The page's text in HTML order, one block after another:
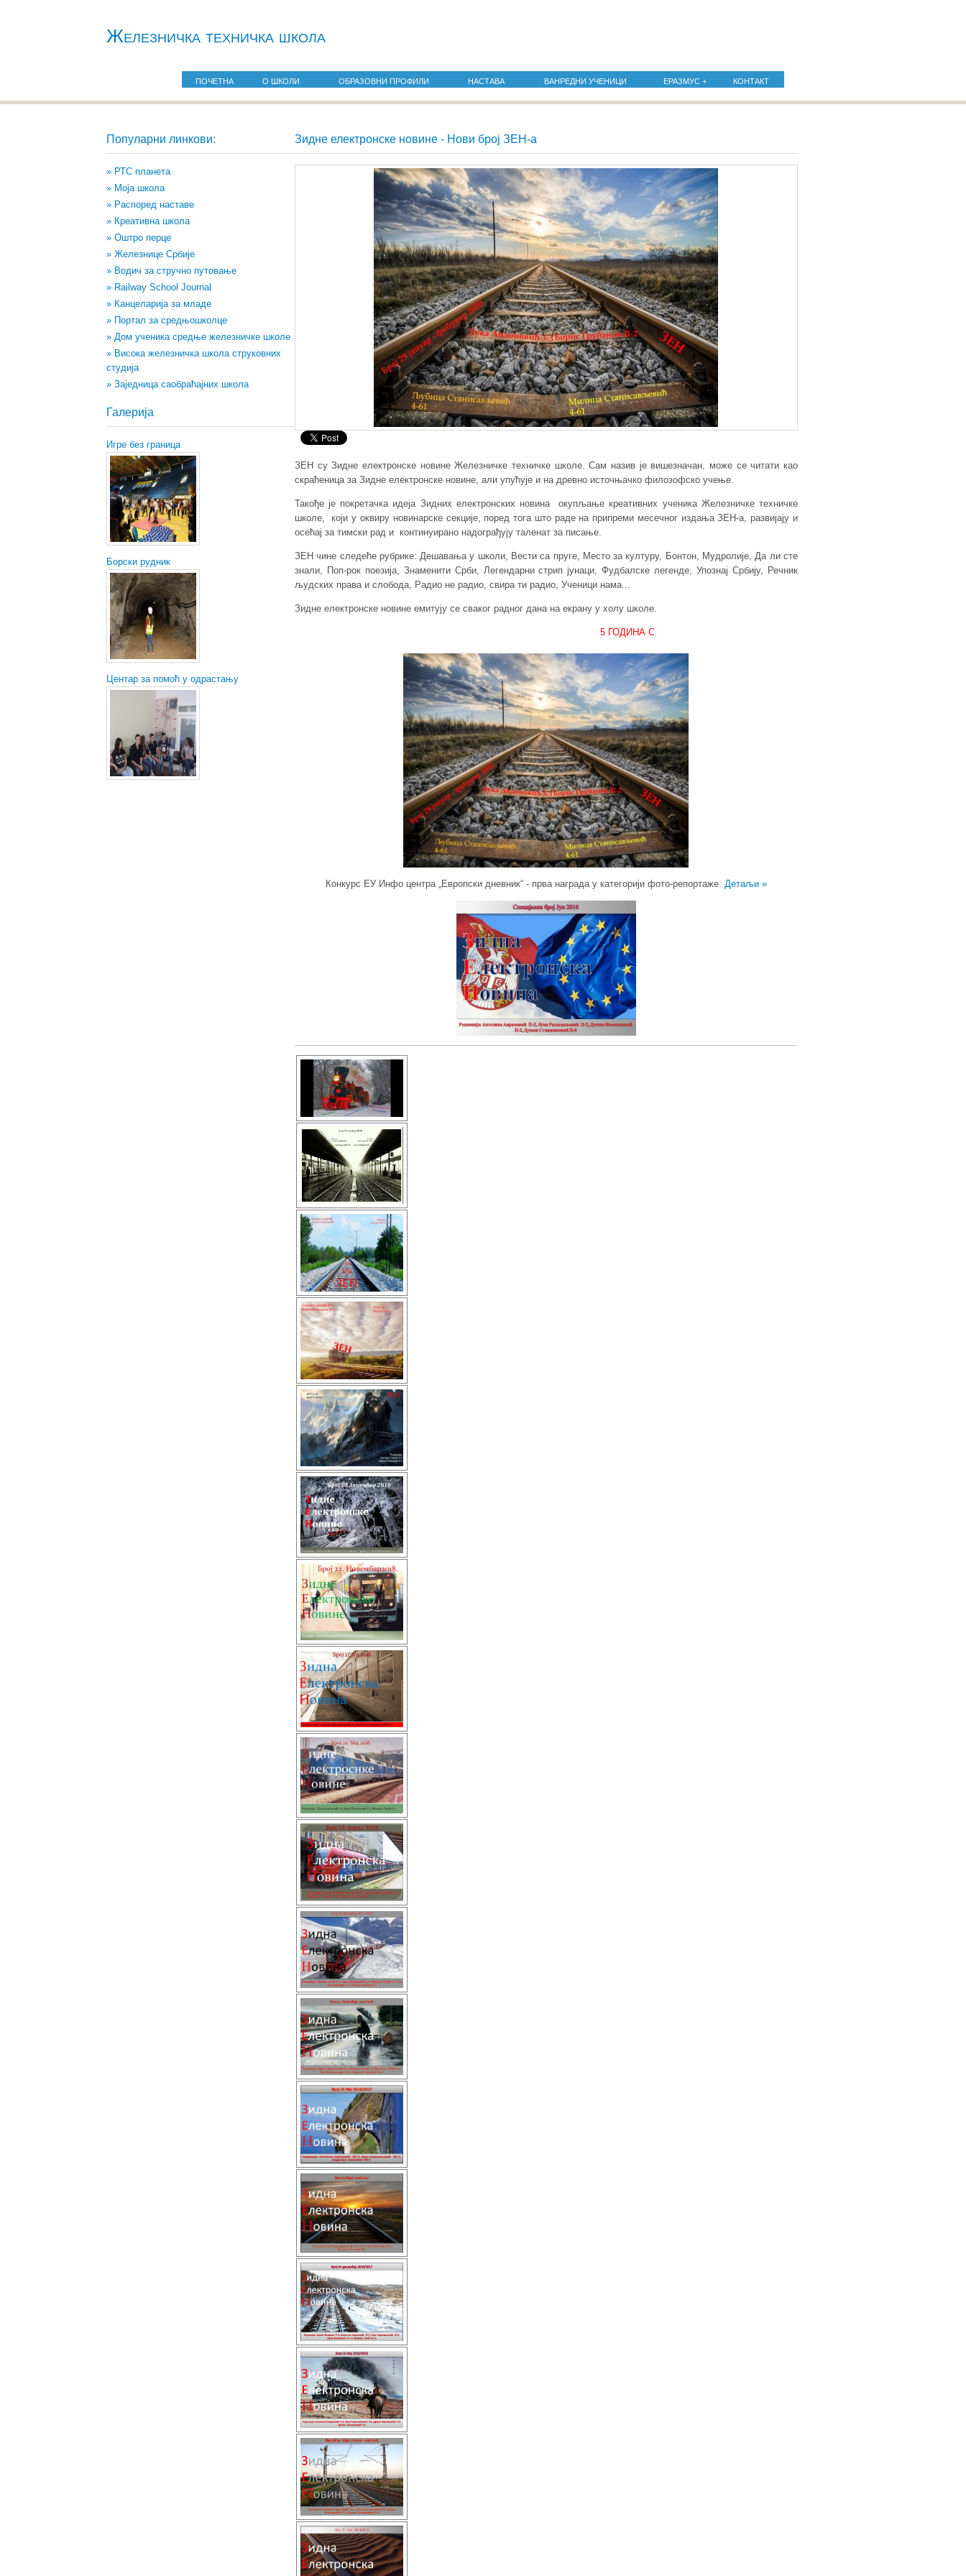
Железничкa техничка школа
ПОЧЕТНА О ШКОЛИ ОБРАЗОВНИ ПРОФИЛИ НАСТАВА ВАНРЕДНИ УЧЕНИЦИ ЕРАЗМУС + КОНТАКТ
Популарни линкови:
» РТС планета
» Моја школа
» Распоред наставе
» Креативна школа
» Оштро перце
» Железнице Србије
» Водич за стручно путовање
» Railway School Journal
» Канцеларија за младе
» Портал за средњошколце
» Дом ученика средње железничке школе
» Висока железничка школа струковних
студија
» Заједница саобраћајних школа
Галерија
Игре без граница
Борски рудник
Центар за помоћ у одрастању
Зидне електронске новине - Нови број ЗЕН-а
ЗЕН су Зидне електронске новине Железничке техничке школе. Сам назив је вишезначан, може се читати као
скраћеница за Зидне електронске новине, али упућује и на древно источњачко филозофско учење.
Такође је покретачка идеја Зидних електронских новина окупљање креативних ученика Железничке техничке
школе, који у оквиру новинарске секције, поред тога што раде на припреми месечног издања ЗЕН-а, развијају и
осећај за тимски рад и континуирано надограђују таленат за писање.
ЗЕН чине следеће рубрике: Дешавања у школи, Вести са пруге, Место за културу, Бонтон, Мудролије, Да ли сте
знали, Поп-рок поезија, Знаменити Срби, Легендарни стрип јунаци, Фудбалске легенде, Упознај Србију, Речник
људских права и слобода, Радио не радио, свира ти радио, Ученици нама...
Зидне електронске новине емитују се сваког радног дана на екрану у холу школе.
5 ГОДИНА СА ВАМА!
Конкурс ЕУ Инфо центра „Европски дневник“ - првa наградa у категорији фото-репортаже. Детаљи »